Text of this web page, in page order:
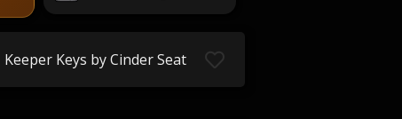
Keeper Keys by Cinder Seat